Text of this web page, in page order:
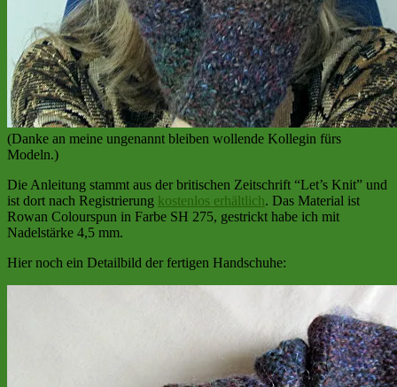
(Danke an meine ungenannt bleiben wollende Kollegin fürs
Modeln.)
Die Anleitung stammt aus der britischen Zeitschrift “Let’s Knit” und
ist dort nach Registrierung kostenlos erhältlich. Das Material ist
Rowan Colourspun in Farbe SH 275, gestrickt habe ich mit
Nadelstärke 4,5 mm.
Hier noch ein Detailbild der fertigen Handschuhe: